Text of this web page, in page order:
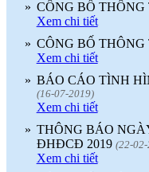
» CÔNG BỐ
Xem chi tiết
» CÔNG BỐ
Xem chi tiết
» BÁO CÁO TÌNH
(16-07-2019)
Xem chi tiết
» THÔNG BÁO
ĐHĐCĐ 2019 (22-
Xem chi tiết